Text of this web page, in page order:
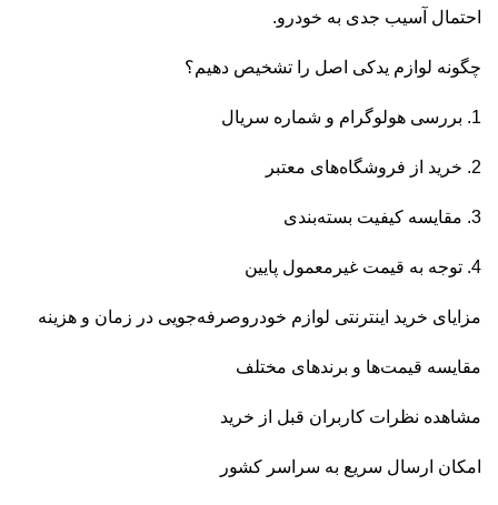
احتمال آسیب جدی به خودرو.
چگونه لوازم یدکی اصل را تشخیص دهیم؟
1. بررسی هولوگرام و شماره سریال
2. خرید از فروشگاه‌های معتبر
3. مقایسه کیفیت بسته‌بندی
4. توجه به قیمت غیرمعمول پایین
مزایای خرید اینترنتی لوازم خودروصرفه‌جویی در زمان و هزینه
مقایسه قیمت‌ها و برندهای مختلف
مشاهده نظرات کاربران قبل از خرید
امکان ارسال سریع به سراسر کشور